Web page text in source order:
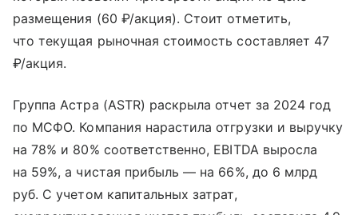
размещения (60 ₽/акция). Стоит отметить,
что текущая рыночная стоимость составляет 47
₽/акция.
Группа Астра (ASTR) раскрыла отчет за 2024 год
по МСФО. Компания нарастила отгрузки и выручку
на 78% и 80% соответственно, EBITDA выросла
на 59%, а чистая прибыль — на 66%, до 6 млрд
руб. С учетом капитальных затрат,